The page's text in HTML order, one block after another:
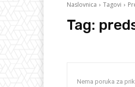
Naslovnica Tagovi
Tag:
Nema poruka za